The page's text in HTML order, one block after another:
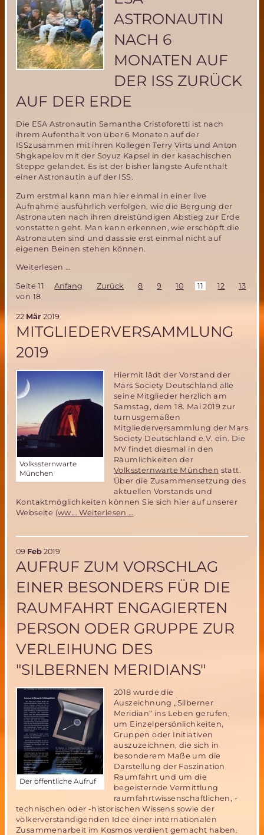
Rahmen
der
Vorbereitung
der
MIRIAM-
2
Weltraummission
MSD
ASTRONAUTIN
NACH 6
MONATEN AUF
DER ISS ZURÜCK
AUF DER ERDE
Die ESA Astronautin Samantha Cristoforetti ist nach
ihrem Aufenthalt von über 6 Monaten auf der
ISSzusammen mit ihren Kollegen Terry Virts und Anton
Shgkapelov mit der Soyuz Kapsel in der kasachischen
Steppe gelandet. Es ist der bisher längste Aufenthalt
einer Astronautin auf der ISS.
Zum erstmal kann man hier einmal in einer live
Aufnahme ausführlich verfolgen, wie die Bergung der
Astronauten nach ihren dreistündigen Abstieg zur Erde
vonstatten geht. Man kann erkennen, wie erschöpft die
Astronauten sind und dass sie erst einmal nicht auf
eigenen Beinen stehen können.
Weiterlesen …
nach
der
der
ERDE
Seite 11
von 18
Anfang Zurück 8 9 10 11 12 13
22 Mär 2019
MITGLIEDERVERSAMMLUNG
2019
Volkssternwarte
München
Hiermit lädt der Vorstand der
Mars Society Deutschland alle
seine Mitglieder herzlich am
Samstag, dem 18. Mai 2019 zur
turnusgemäßen
Mitgliederversammlung der Mars
Society Deutschland e.V. ein. Die
MV findet diesmal in den
Räumlichkeiten der
Volkssternwarte München statt.
Über die Zusammensetzung des
aktuellen Vorstands und
Kontaktmöglichkeiten können Sie sich hier auf unserer
Webseite (ww...Weiterlesen …
09 Feb 2019
AUFRUF ZUM VORSCHLAG
EINER BESONDERS FÜR DIE
RAUMFAHRT ENGAGIERTEN
PERSON ODER GRUPPE ZUR
VERLEIHUNG DES
"SILBERNEN MERIDIANS"
Der öffentliche Aufruf
2018 wurde die
Auszeichnung „Silberner
Meridian“ ins Leben gerufen,
um Einzelpersönlichkeiten,
Gruppen oder Initiativen
auszuzeichnen, die sich in
besonderem Maße um die
Darstellung der Faszination
Raumfahrt und um die
begeisternde Vermittlung
raumfahrtwissenschaftlichen, -
technischen oder -historischen Wissens sowie der
völkerverständigenden Idee einer internationalen
Zusammenarbeit im Kosmos verdient gemacht haben.